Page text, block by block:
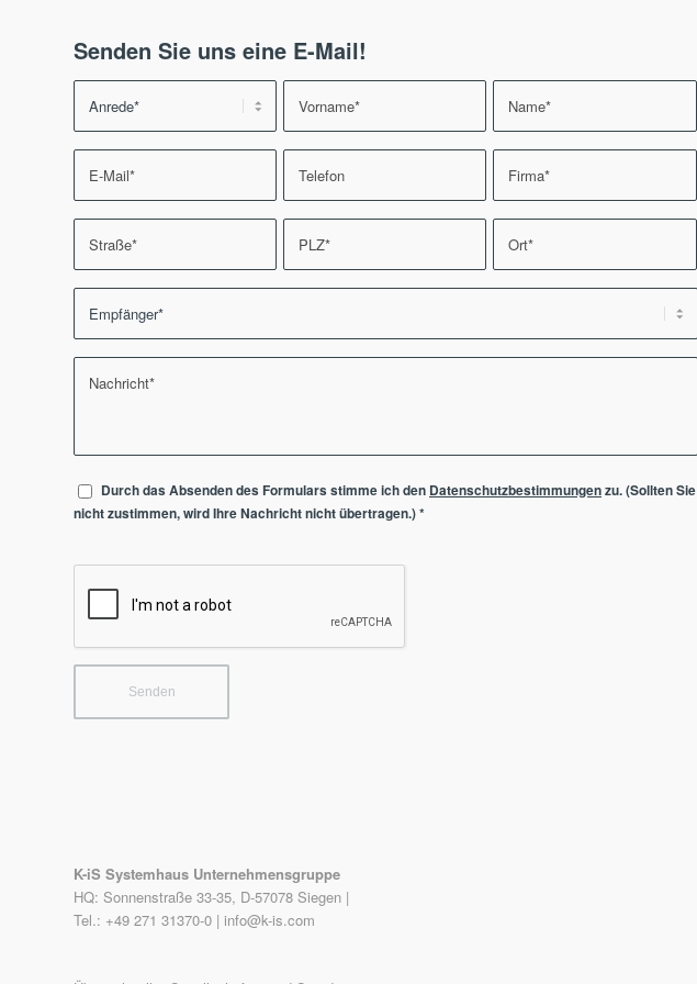
Senden Sie uns eine E-Mail!
Durch das Absenden des Formulars stimme ich den Datenschutzbestimmungenzu. (Sollten Sie
nicht zustimmen, wird Ihre Nachricht nicht übertragen.)*
K-iS Systemhaus Unternehmensgruppe
HQ: Sonnenstraße 33-35, D-57078 Siegen |
Tel.: +49 271 31370-0 | info@k-is.com